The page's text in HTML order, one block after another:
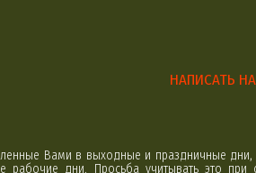
НАПИСАТЬ
Вами в выходные и праздничные дни,
дни. Просьба учитывать это при